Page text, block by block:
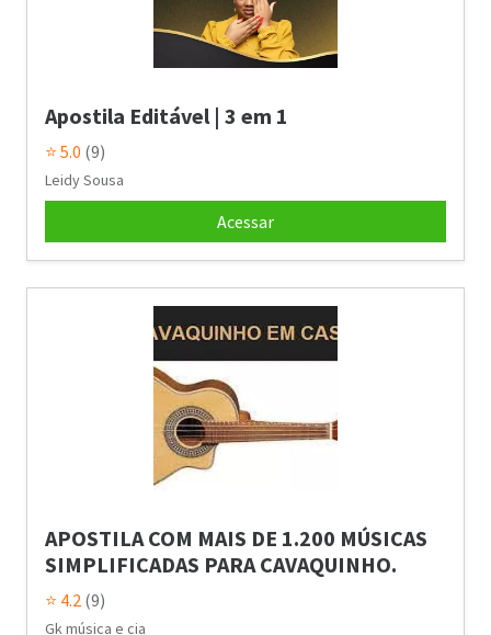
Apostila Editável | 3 em 1
⭐ 5.0 (9)
Leidy Sousa
Acessar
APOSTILA COM MAIS DE 1.200 MÚSICAS
SIMPLIFICADAS PARA CAVAQUINHO.
⭐ 4.2 (9)
Gk música e cia